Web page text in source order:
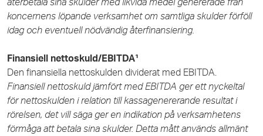
återbetala sina skulder med likvida medel genererade från
koncernens löpande verksamhet om samtliga skulder förföll
idag och eventuell nödvändig återfinansiering.
Finansiell nettoskuld/EBITDA¹
Den finansiella nettoskulden dividerat med EBITDA.
Finansiell nettoskuld jämfört med EBITDA ger ett nyckeltal
för nettoskulden i relation till kassagenererande resultat i
rörelsen, det vill säga ger en indikation på verksamhetens
förmåga att betala sina skulder. Detta mått används allmänt